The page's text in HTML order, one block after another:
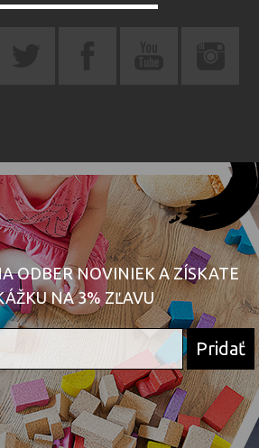
ODBER NOVINIEK A ZÍSKATE
NA 3% ZĽAVU